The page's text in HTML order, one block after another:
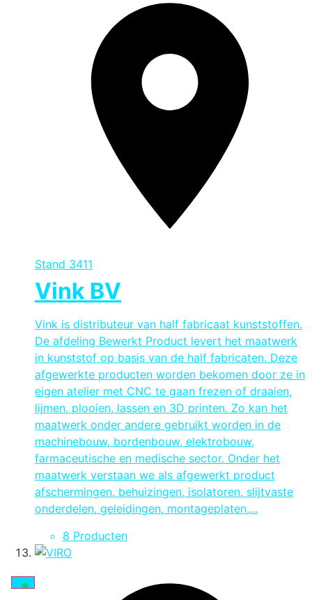
Stand 3411
Vink BV
Vink is distributeur van half fabricaat kunststoffen.
De afdeling Bewerkt Product levert het maatwerk
in kunststof op basis van de half fabricaten. Deze
afgewerkte producten worden bekomen door ze in
eigen atelier met CNC te gaan frezen of draaien,
lijmen, plooien, lassen en 3D printen. Zo kan het
maatwerk onder andere gebruikt worden in de
machinebouw, bordenbouw, elektrobouw,
farmaceutische en medische sector. Onder het
maatwerk verstaan we als afgewerkt product
afschermingen, behuizingen, isolatoren, slijtvaste
onderdelen, geleidingen, montageplaten,...
8 Producten